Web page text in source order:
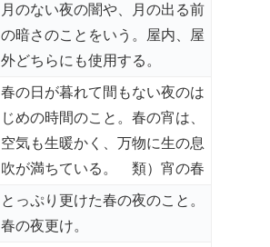
月のない夜の闇や、月の出る前
の暗さのことをいう。屋内、屋
外どちらにも使用する。
春の日が暮れて間もない夜のは
じめの時間のこと。春の宵は、
空気も生暖かく、万物に生の息
吹が満ちている。 類）宵の春
とっぷり更けた春の夜のこと。
春の夜更け。